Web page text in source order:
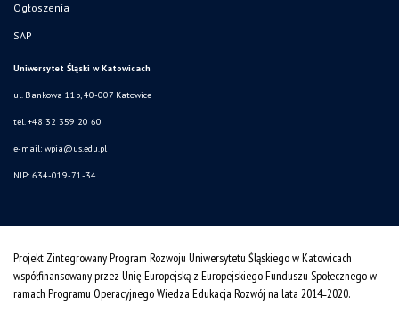
Ogłoszenia
SAP
Uniwersytet Śląski w Katowicach
ul. Bankowa 11b, 40-007 Katowice
tel. +48 32 359 20 60
e-mail: wpia@us.edu.pl
NIP: 634-019-71-34
Projekt Zintegrowany Program Rozwoju Uniwersytetu Śląskiego w Katowicach
współfinansowany przez Unię Europejską z Europejskiego Funduszu Społecznego w
ramach Programu Operacyjnego Wiedza Edukacja Rozwój na lata 2014˗2020.